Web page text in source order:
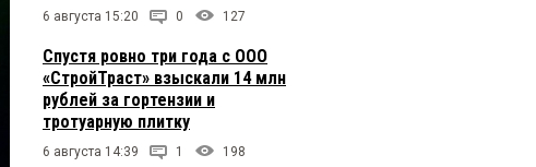
6 августа 15:20 0 127
Спустя ровно три года с ООО
«СтройТраст» взыскали 14 млн
рублей за гортензии и
тротуарную плитку
6 августа 14:39 1 198